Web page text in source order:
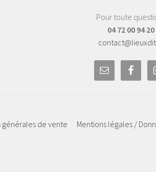
Pour toute
04 72 00 94 20
générales de vente Mentions légales /